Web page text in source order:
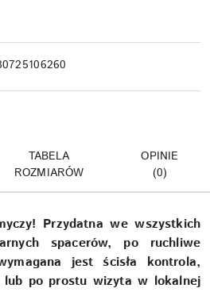
TABELA
ROZMIARÓW
OPINIE
(0)
Przydatna we wszystkich
spacerów, po ruchliwe
jest ścisła kontrola,
po prostu wizyta w lokalnej